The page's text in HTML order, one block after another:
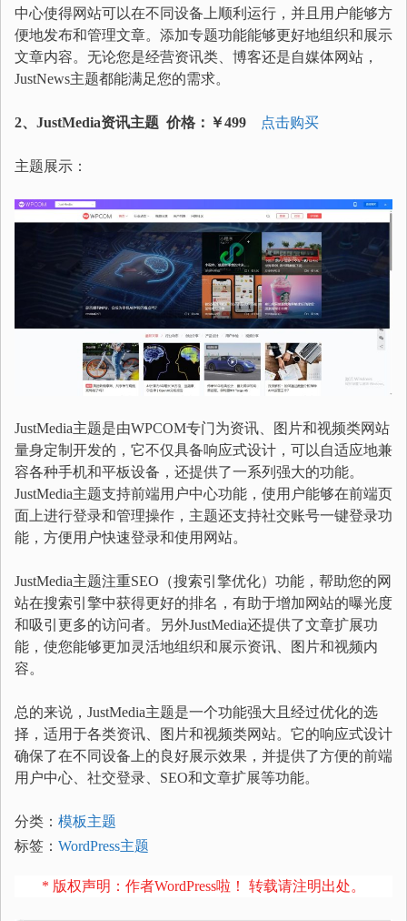
中心使得网站可以在不同设备上顺利运行，并且用户能够方
便地发布和管理文章。添加专题功能能够更好地组织和展示
文章内容。无论您是经营资讯类、博客还是自媒体网站，
JustNews主题都能满足您的需求。
2、 JustMedia资讯主题 价格：￥499 点击购买
主题展示：
JustMedia主题是由WPCOM专门为资讯、图片和视频类网站
量身定制开发的，它不仅具备响应式设计，可以自适应地兼
容各种手机和平板设备，还提供了一系列强大的功能。
JustMedia主题支持前端用户中心功能，使用户能够在前端页
面上进行登录和管理操作，主题还支持社交账号一键登录功
能，方便用户快速登录和使用网站。
JustMedia主题注重SEO（搜索引擎优化）功能，帮助您的网
站在搜索引擎中获得更好的排名，有助于增加网站的曝光度
和吸引更多的访问者。另外JustMedia还提供了文章扩展功
能，使您能够更加灵活地组织和展示资讯、图片和视频内
容。
总的来说，JustMedia主题是一个功能强大且经过优化的选
择，适用于各类资讯、图片和视频类网站。它的响应式设计
确保了在不同设备上的良好展示效果，并提供了方便的前端
用户中心、社交登录、SEO和文章扩展等功能。
分类： 模板主题
标签： WordPress主题
* 版权声明：作者WordPress啦！ 转载请注明出处。